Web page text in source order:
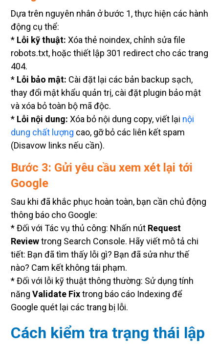
Dựa trên nguyên nhân ở bước 1, thực hiện các hành
động cụ thể:
* Lỗi kỹ thuật: Xóa thẻ noindex, chỉnh sửa file
robots.txt, hoặc thiết lập 301 redirect cho các trang
404.
* Lỗi bảo mật: Cài đặt lại các bản backup sạch,
thay đổi mật khẩu quản trị, cài đặt plugin bảo mật
và xóa bỏ toàn bộ mã độc.
* Lỗi nội dung: Xóa bỏ nội dung copy, viết lại nội
dung chất lượng cao, gỡ bỏ các liên kết spam
(Disavow links nếu cần).
Bước 3: Gửi yêu cầu xem xét lại tới
Google
Sau khi đã khắc phục hoàn toàn, bạn cần chủ động
thông báo cho Google:
* Đối với Tác vụ thủ công: Nhấn nút Request
Reviewtrong Search Console. Hãy viết mô tả chi
tiết: Bạn đã tìm thấy lỗi gì? Bạn đã sửa như thế
nào? Cam kết không tái phạm.
* Đối với lỗi kỹ thuật thông thường: Sử dụng tính
năng Validate Fixtrong báo cáo Indexing để
Google quét lại các trang bị lỗi.
Cách kiểm tra trạng thái lập